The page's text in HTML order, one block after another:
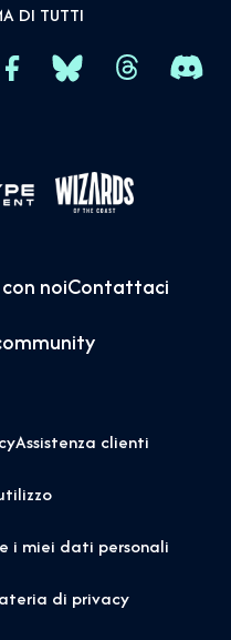
DI TUTTI
noiContattaci
Assistenza clienti
i miei dati personali
di privacy